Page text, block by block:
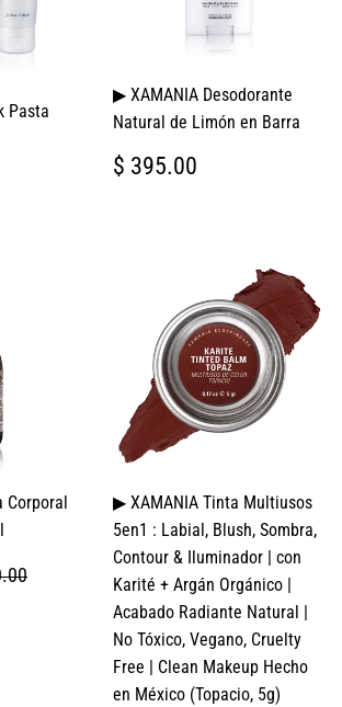
Pasta
▶ XAMANIA Desodorante
Natural de Limón en Barra
PRECIO
HABITUAL
$ 395.00
HABITUAL
▶ XAMANIA Tinta Multiusos
5en1 : Labial, Blush, Sombra,
Contour & Iluminador | con
Karité + Argán Orgánico |
Acabado Radiante Natural |
No Tóxico, Vegano, Cruelty
Free | Clean Makeup Hecho
en México (Topacio, 5g)